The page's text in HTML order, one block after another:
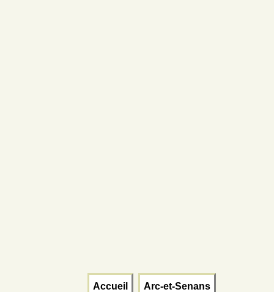
Accueil Arc-et-Senans